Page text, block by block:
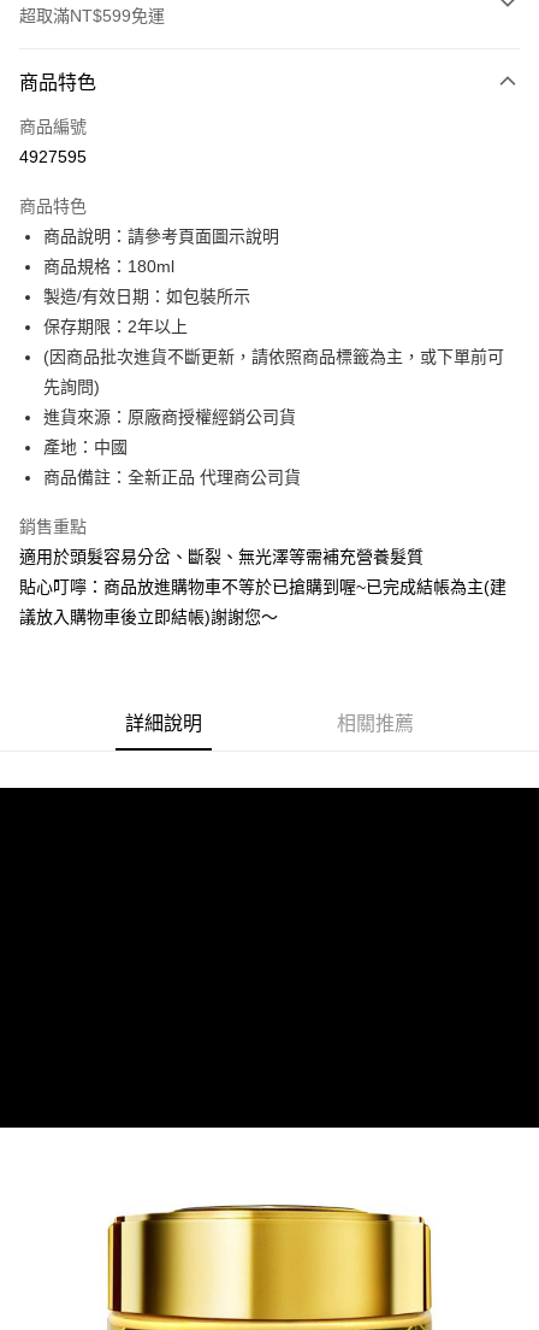
超取滿NT$599免運
信用卡一次付款
超商取貨付款
Apple Pay
街口支付
全盈+PAY
ATM付款
運送方式
付款後全家取貨
萊爾富取貨付款
每筆NT$60，滿NT$599(含以上)免運費
商品特色
商品編號
4927595
商品特色
商品說明：請參考頁面圖示說明
商品規格：180ml
製造/有效日期：如包裝所示
保存期限：2年以上
(因商品批次進貨不斷更新，請依照商品標籤為主，或下單前可
先詢問)
進貨來源：原廠商授權經銷公司貨
產地：中國
商品備註：全新正品 代理商公司貨
銷售重點
適用於頭髮容易分岔、斷裂、無光澤等需補充營養髮質
貼心叮嚀：商品放進購物車不等於已搶購到喔~已完成結帳為主(建
議放入購物車後立即結帳)謝謝您～
詳細說明 相關推薦